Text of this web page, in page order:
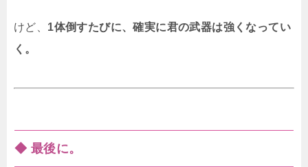
けど、 1体倒すたびに、確実に君の武器は強くなってい
く。
◆ 最後に。